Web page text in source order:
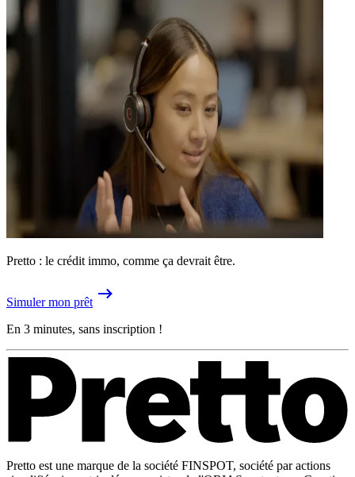
Pretto : le crédit immo, comme ça devrait être.
Simuler mon prêt
En 3 minutes, sans inscription !
Pretto est une marque de la société FINSPOT, société par actions